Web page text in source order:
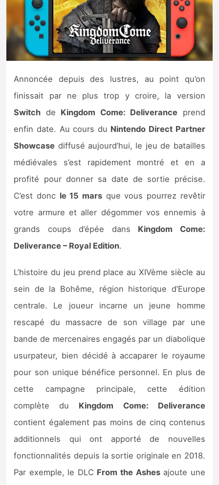
Nintendo Direct
Tests et previews
Tests de jeux
Tests d’accessoires
Autres tests
Previews
Précommandes
Précommandes jeux Switch 2
Sorties de jeux
Guides
Annoncée depuis des lustres, au point qu’on
finissait par ne plus trop y croire, la version
Switch de Kingdom Come: Deliverance prend
enfin date. Au cours du Nintendo Direct Partner
Showcase diffusé aujourd’hui, le jeu de batailles
médiévales s’est rapidement montré et en a
profité pour donner sa date de sortie précise.
C’est donc le 15 marsque vous pourrez revêtir
votre armure et aller dégommer vos ennemis à
grands coups d’épée dans Kingdom Come:
Deliverance – Royal Edition.
L’histoire du jeu prend place au XIVème siècle au
sein de la Bohême, région historique d’Europe
centrale. Le joueur incarne un jeune homme
rescapé du massacre de son village par une
bande de mercenaires engagés par un diabolique
usurpateur, bien décidé à accaparer le royaume
pour son unique bénéfice personnel. En plus de
cette campagne principale, cette édition
complète du Kingdom Come: Deliverance
contient également pas moins de cinq contenus
additionnels qui ont apporté de nouvelles
fonctionnalités depuis la sortie originale en 2018.
Par exemple, le DLC From the Ashesajoute une